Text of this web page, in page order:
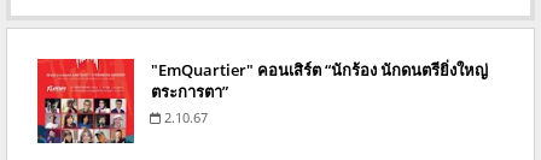
"EmQuartier" คอนเสิร์ต “นักร้อง นักดนตรียิ่งใหญ่
ตระการตา”
2.10.67